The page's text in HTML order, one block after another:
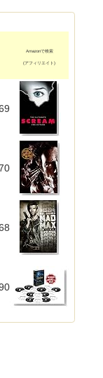
Amazonで検索
(アフィリエイト)